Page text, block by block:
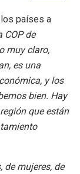
países a
COP de
muy claro,
es una
y los
bien. Hay
que están
de mujeres, de